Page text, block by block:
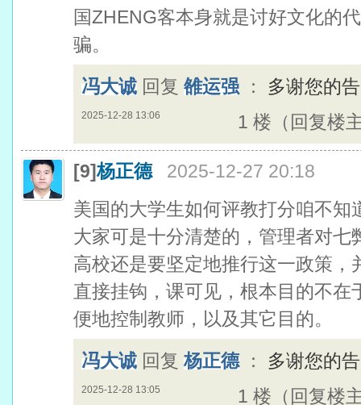
国ZHENG客本身就是讨好文化的
骗。
冯大诚 回复 雒运强 ： 多谢您的
2025-12-28 13:06 1 楼（回复楼
[9]杨正德
2025-12-27 20:18
美国的大学生如何评教打分咱不
大家可是十分清楚的，管理者对
高校还是要坚定地推行这一政策
直接挂钩，课可见，根本目的不
便地控制教师，以及其它目的。
冯大诚 回复 杨正德 ： 多谢您的
2025-12-28 13:05 1 楼（回复楼